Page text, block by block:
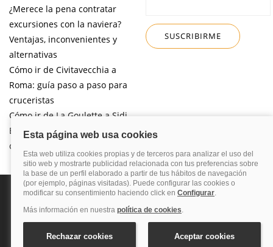
¿Merece la pena contratar
excursiones con la naviera?
Ventajas, inconvenientes y
alternativas
Cómo ir de Civitavecchia a
Roma: guía paso a paso para
cruceristas
Cómo ir de La Goulette a Sidi
Bou Said por libre desde tu
crucero
Política de cookies
© 2026 Blog Cruceros – Guía de cruceros. Todos los derechos reservados.